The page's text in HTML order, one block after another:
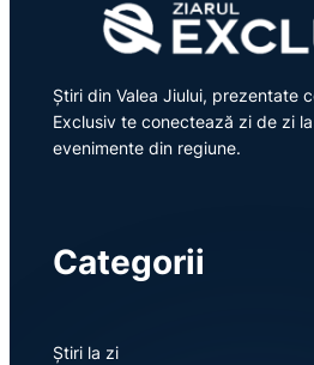
Știri din Valea Jiului, prezentate
Exclusiv te conectează zi de zi
evenimente din regiune.
Categorii
Știri la zi